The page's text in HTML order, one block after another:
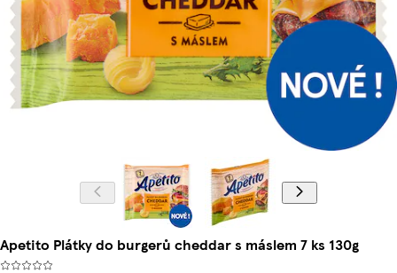
Apetito Plátky do burgerů cheddar s máslem 7 ks 130g